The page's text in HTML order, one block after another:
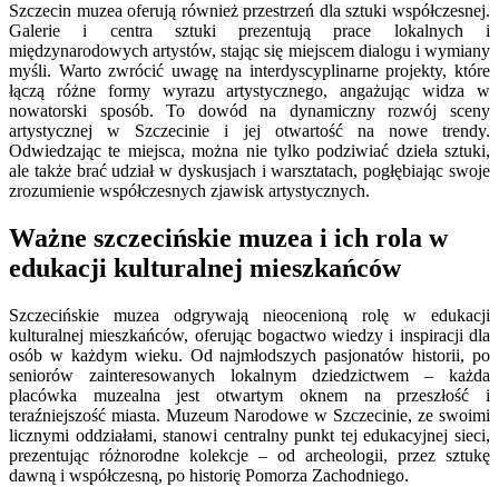
Szczecin muzea oferują również przestrzeń dla sztuki współczesnej.
Galerie i centra sztuki prezentują prace lokalnych i
międzynarodowych artystów, stając się miejscem dialogu i wymiany
myśli. Warto zwrócić uwagę na interdyscyplinarne projekty, które
łączą różne formy wyrazu artystycznego, angażując widza w
nowatorski sposób. To dowód na dynamiczny rozwój sceny
artystycznej w Szczecinie i jej otwartość na nowe trendy.
Odwiedzając te miejsca, można nie tylko podziwiać dzieła sztuki,
ale także brać udział w dyskusjach i warsztatach, pogłębiając swoje
zrozumienie współczesnych zjawisk artystycznych.
Ważne szczecińskie muzea i ich rola w
edukacji kulturalnej mieszkańców
Szczecińskie muzea odgrywają nieocenioną rolę w edukacji
kulturalnej mieszkańców, oferując bogactwo wiedzy i inspiracji dla
osób w każdym wieku. Od najmłodszych pasjonatów historii, po
seniorów zainteresowanych lokalnym dziedzictwem – każda
placówka muzealna jest otwartym oknem na przeszłość i
teraźniejszość miasta. Muzeum Narodowe w Szczecinie, ze swoimi
licznymi oddziałami, stanowi centralny punkt tej edukacyjnej sieci,
prezentując różnorodne kolekcje – od archeologii, przez sztukę
dawną i współczesną, po historię Pomorza Zachodniego.